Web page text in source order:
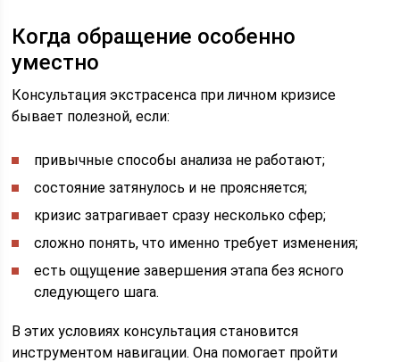
Когда обращение особенно
уместно
Консультация экстрасенса при личном кризисе
бывает полезной, если:
привычные способы анализа не работают;
состояние затянулось и не проясняется;
кризис затрагивает сразу несколько сфер;
сложно понять, что именно требует изменения;
есть ощущение завершения этапа без ясного
следующего шага.
В этих условиях консультация становится
инструментом навигации. Она помогает пройти